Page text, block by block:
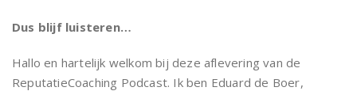
Dus blijf luisteren…
Hallo en hartelijk welkom bij deze aflevering van de
ReputatieCoaching Podcast. Ik ben Eduard de Boer,